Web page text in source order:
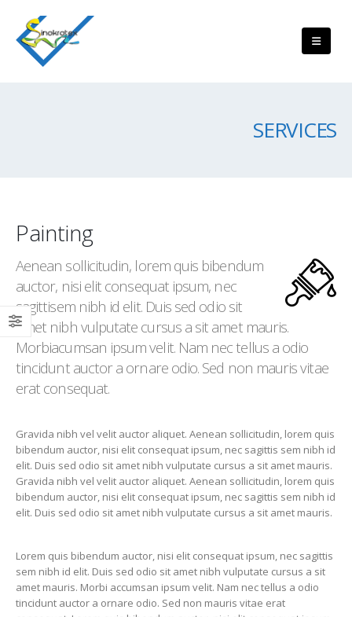
SERVICES
Painting
Aenean sollicitudin, lorem quis bibendum
auctor, nisi elit consequat ipsum, nec
sagittisem nibh id elit. Duis sed odio sit
amet nibh vulputate cursus a sit amet mauris.
Morbiacumsan ipsum velit. Nam nec tellus a odio
tincidunt auctor a ornare odio. Sed non mauris vitae
erat consequat.
Gravida nibh vel velit auctor aliquet. Aenean sollicitudin, lorem quis
bibendum auctor, nisi elit consequat ipsum, nec sagittis sem nibh id
elit. Duis sed odio sit amet nibh vulputate cursus a sit amet mauris.
Gravida nibh vel velit auctor aliquet. Aenean sollicitudin, lorem quis
bibendum auctor, nisi elit consequat ipsum, nec sagittis sem nibh id
elit. Duis sed odio sit amet nibh vulputate cursus a sit amet mauris.
Lorem quis bibendum auctor, nisi elit consequat ipsum, nec sagittis
sem nibh id elit. Duis sed odio sit amet nibh vulputate cursus a sit
amet mauris. Morbi accumsan ipsum velit. Nam nec tellus a odio
tincidunt auctor a ornare odio. Sed non mauris vitae erat